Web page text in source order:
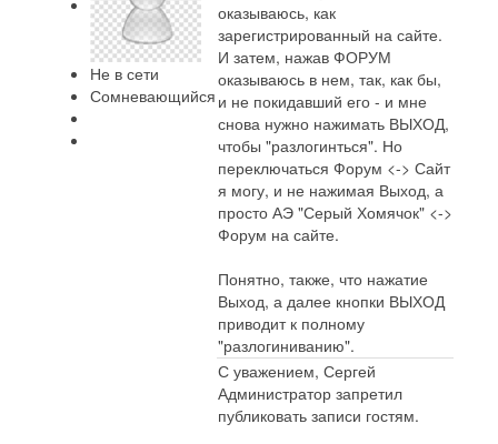
Не в сети
Сомневающийся
оказываюсь, как
зарегистрированный на сайте.
И затем, нажав ФОРУМ
оказываюсь в нем, так, как бы,
и не покидавший его - и мне
снова нужно нажимать ВЫХОД,
чтобы "разлогинться". Но
переключаться Форум <-> Сайт
я могу, и не нажимая Выход, а
просто АЭ "Серый Хомячок" <->
Форум на сайте.
Понятно, также, что нажатие
Выход, а далее кнопки ВЫХОД
приводит к полному
"разлогиниванию".
С уважением, Сергей
Администратор запретил
публиковать записи гостям.